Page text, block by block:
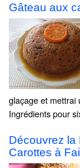
Gâteau aux
glaçage et mettrai
Ingrédients pour
Découvrez la
Carottes à